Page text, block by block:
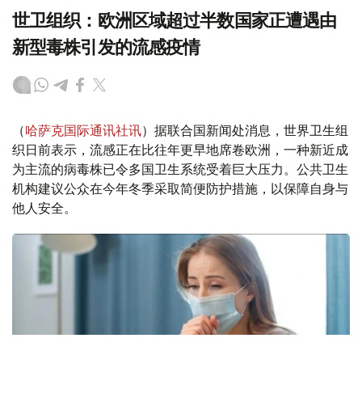
世卫组织：欧洲区域超过半数国家正遭遇由
新型毒株引发的流感疫情
（哈萨克国际通讯社讯）据联合国新闻处消息，世界卫生组
织日前表示，流感正在比往年更早地席卷欧洲，一种新近成
为主流的病毒株已令多国卫生系统受着巨大压力。公共卫生
机构建议公众在今年冬季采取简便防护措施，以保障自身与
他人安全。